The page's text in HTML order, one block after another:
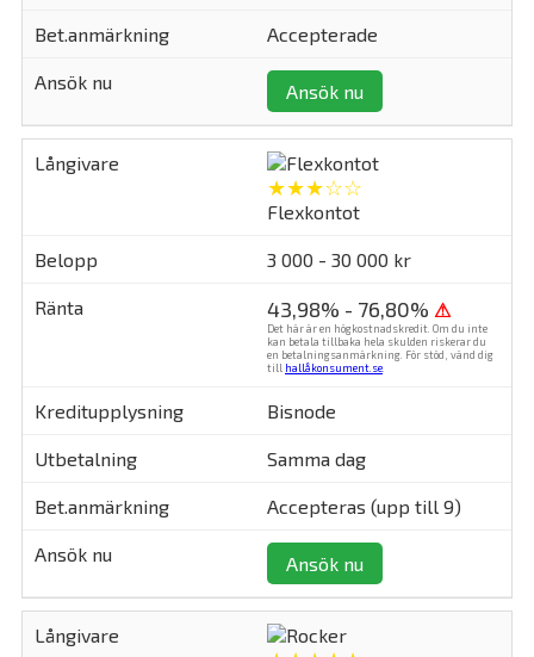
Accepterade
Ansök nu
★★★☆☆
Flexkontot
3 000 - 30 000 kr
43,98% - 76,80% ⚠
Det här är en högkostnadskredit. Om du inte
kan betala tillbaka hela skulden riskerar du
en betalningsanmärkning. För stöd, vänd dig
till hallåkonsument.se.
Bisnode
Samma dag
Accepteras (upp till 9)
Ansök nu